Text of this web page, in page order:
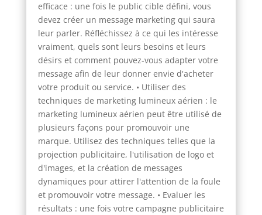
efficace : une fois le public cible défini, vous
devez créer un message marketing qui saura
leur parler. Réfléchissez à ce qui les intéresse
vraiment, quels sont leurs besoins et leurs
désirs et comment pouvez-vous adapter votre
message afin de leur donner envie d'acheter
votre produit ou service. • Utiliser des
techniques de marketing lumineux aérien : le
marketing lumineux aérien peut être utilisé de
plusieurs façons pour promouvoir une
marque. Utilisez des techniques telles que la
projection publicitaire, l'utilisation de logo et
d'images, et la création de messages
dynamiques pour attirer l'attention de la foule
et promouvoir votre message. • Evaluer les
résultats : une fois votre campagne publicitaire